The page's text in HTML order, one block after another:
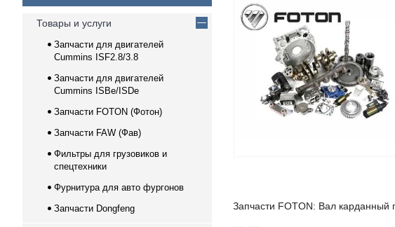
Запчасти FOTON: Вал
Товары и услуги
Запчасти для двигателей
Cummins ISF2.8/3.8
Запчасти для двигателей
Cummins ISBe/ISDe
Запчасти FOTON (Фотон)
Запчасти FAW (Фав)
Фильтры для грузовиков и
спецтехники
Фурнитура для авто фургонов
Запчасти Dongfeng